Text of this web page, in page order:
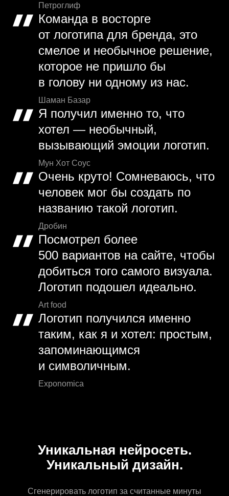
Петроглиф
Команда в восторге
от логотипа для бренда, это
смелое и необычное решение,
которое не пришло бы
в голову ни одному из нас.
Шаман Базар
Я получил именно то, что
хотел — необычный,
вызывающий эмоции логотип.
Мун Хот Соус
Очень круто! Сомневаюсь, что
человек мог бы создать по
названию такой логотип.
Дробин
Посмотрел более
500 вариантов на сайте, чтобы
добиться того самого визуала.
Логотип подошел идеально.
Art food
Логотип получился именно
таким, как я и хотел: простым,
запоминающимся
и символичным.
Exponomica
Уникальная нейросеть.
Уникальный дизайн.
Сгенерировать логотип за считанные минуты